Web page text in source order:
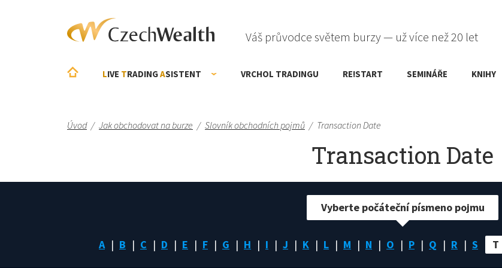
Váš průvodce světem burzy — už více než 20 let
LIVE TRADINGASISTENT VRCHOL TRADINGU RE!START SEMINÁŘE KNIHY
Úvod / Jak obchodovat na burze / Slovník obchodních pojmů / Transaction Date
Transaction Date
A B C D E F G H I J K L M N O P Q R S T
Vyberte počáteční písmeno pojmu